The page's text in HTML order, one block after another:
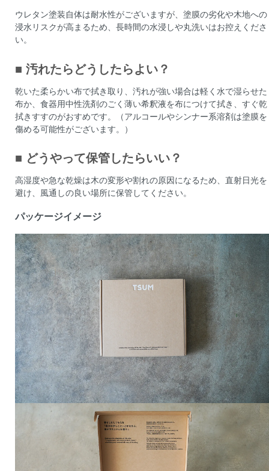
ウレタン塗装自体は耐水性がございますが、塗膜の劣化や木地への
浸水リスクが高まるため、長時間の水浸しや丸洗いはお控えくださ
い。
■ 汚れたらどうしたらよい？
乾いた柔らかい布で拭き取り、汚れが強い場合は軽く水で湿らせた
布か、食器用中性洗剤のごく薄い希釈液を布につけて拭き、すぐ乾
拭きすすのがおすめです。（アルコールやシンナー系溶剤は塗膜を
傷める可能性がございます。）
■ どうやって保管したらいい？
高湿度や急な乾燥は木の変形や割れの原因になるため、直射日光を
避け、風通しの良い場所に保管してください。
パッケージイメージ